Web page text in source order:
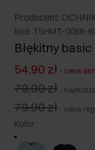
Producent:
Kod: TSHMT-0088-
Błękitny
54,90 zł - cena
79,90 zł -
79,90 zł - cena
Kolor: